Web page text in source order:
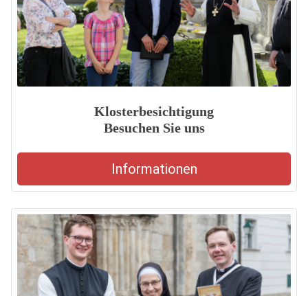
Klosterbesichtigung
Besuchen Sie uns
Informationen